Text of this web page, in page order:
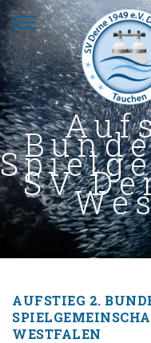
SV
AUFSTIEG 2.
WESTFALEN